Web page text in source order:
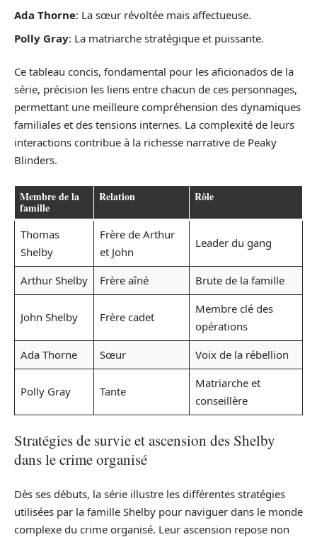
Ada Thorne: La sœur révoltée mais affectueuse.
Polly Gray: La matriarche stratégique et puissante.
Ce tableau concis, fondamental pour les aficionados de la
série, précision les liens entre chacun de ces personnages,
permettant une meilleure compréhension des dynamiques
familiales et des tensions internes. La complexité de leurs
interactions contribue à la richesse narrative de Peaky
Blinders.
Membre de la
famille
Relation Rôle
Thomas
Shelby
Frère de Arthur
et John
Leader du gang
Arthur Shelby Frère aîné Brute de la famille
John Shelby Frère cadet
Membre clé des
opérations
Ada Thorne
Sœur Voix de la rébellion
Polly Gray Tante
Matriarche et
conseillère
Stratégies de survie et ascension des Shelby
dans le crime organisé
Dès ses débuts, la série illustre les différentes stratégies
utilisées par la famille Shelby pour naviguer dans le monde
complexe du crime organisé. Leur ascension repose non